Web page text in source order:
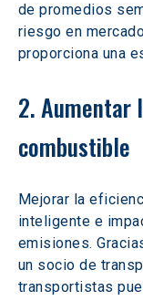
de promedios
riesgo en
proporciona una
2. Aumentar
combustible
Mejorar la
inteligente e
emisiones.
un socio de
transportistas